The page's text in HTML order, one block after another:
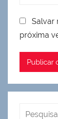
Salvar
próxima